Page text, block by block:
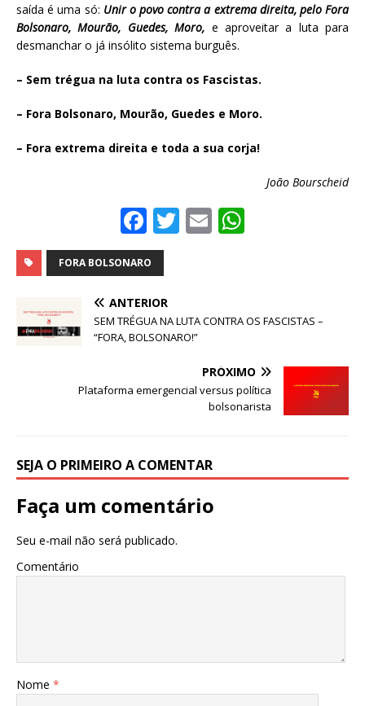
saída é uma só: Unir o povo contra a extrema direita, pelo Fora
Bolsonaro, Mourão, Guedes, Moro, e aproveitar a luta para
desmanchar o já insólito sistema burguês.
– Sem trégua na luta contra os Fascistas.
– Fora Bolsonaro, Mourão, Guedes e Moro.
– Fora extrema direita e toda a sua corja!
João Bourscheid
F
a
c
e
b
o
k
T
r
E
A
p
FORA BOLSONARO
ANTERIOR
SEM TRÉGUA NA LUTA CONTRA OS FASCISTAS –
“FORA, BOLSONARO!”
PRÓXIMO
Plataforma emergencial versus política
bolsonarista
SEJA O PRIMEIRO A COMENTAR
Faça um comentário
Seu e-mail não será publicado.
Comentário
Nome *